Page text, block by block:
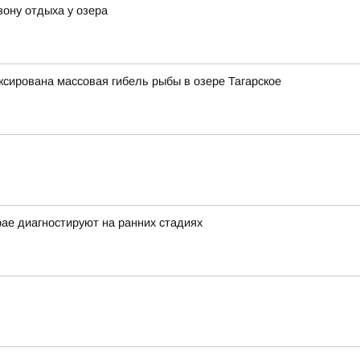
отдыха у озера
массовая гибель рыбы в озере Тагарское
диагностируют на ранних стадиях